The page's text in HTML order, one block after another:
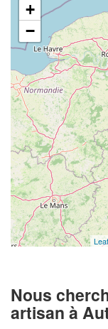
+
−
Nous
artisan à